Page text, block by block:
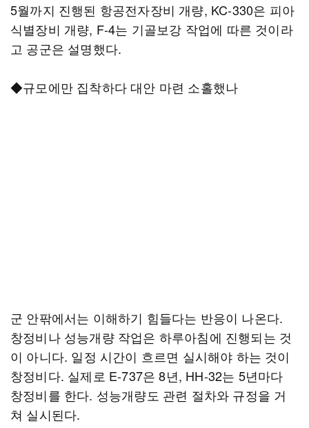
5월까지 진행된 항공전자장비 개량, KC-330은 피아
식별장비 개량, F-4는 기골보강 작업에 따른 것이라
고 공군은 설명했다.
◆규모에만 집착하다 대안 마련 소홀했나
군 안팎에서는 이해하기 힘들다는 반응이 나온다.
창정비나 성능개량 작업은 하루아침에 진행되는 것
이 아니다. 일정 시간이 흐르면 실시해야 하는 것이
창정비다. 실제로 E-737은 8년, HH-32는 5년마다
창정비를 한다. 성능개량도 관련 절차와 규정을 거
쳐 실시된다.